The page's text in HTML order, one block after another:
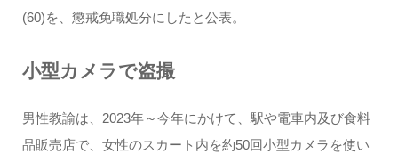
(60)を、懲戒免職処分にしたと公表。
小型カメラで盗撮
男性教諭は、2023年～今年にかけて、駅や電車内及び食料
品販売店で、女性のスカート内を約50回小型カメラを使い